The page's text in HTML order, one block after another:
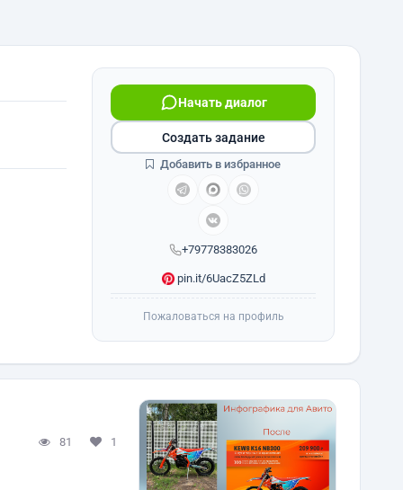
+79778383026
Начать диалог
pin.it/6UacZ5ZLd
Создать задание
Добавить в избранное
Пожаловаться на профиль
81 1